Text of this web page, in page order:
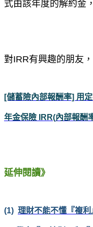
式由該年度的解約金
對IRR有興趣的朋友
[儲蓄險內部報酬率] 用
年金保險 IRR(內部報酬
延伸閱讀》
(1) 理財不能不懂『複